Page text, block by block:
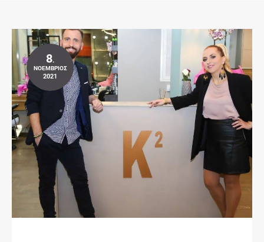
8.
ΝΟΈΜΒΡΙΟΣ
2021